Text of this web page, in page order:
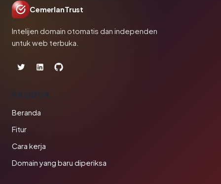
CemerlanTrust
Intelijen domain otomatis dan independen
untuk web terbuka.
PRODUK
Beranda
Fitur
Cara kerja
Domain yang baru diperiksa